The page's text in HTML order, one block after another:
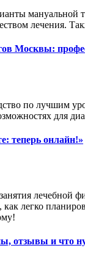
лечения.
Москвы:
по лучшим
для
теперь онлайн!»
легко
отзывы и что